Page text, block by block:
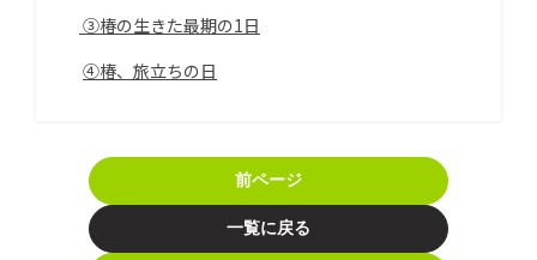
③椿の生きた最期の1日
④椿、旅立ちの日
前ページ
一覧に戻る